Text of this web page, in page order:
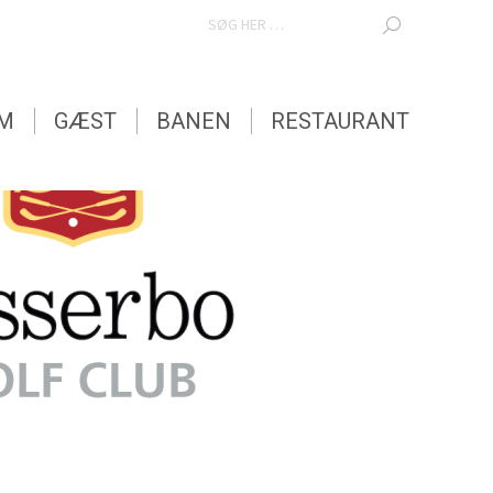
SEARCH:
GÆST BANEN RESTAURANT